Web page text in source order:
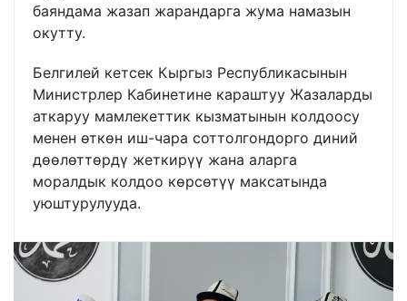
баяндама жазап жарандарга жума намазын
окутту.
Белгилей кетсек Кыргыз Республикасынын
Министрлер Кабинетине караштуу Жазаларды
аткаруу мамлекеттик кызматынын колдоосу
менен өткөн иш-чара соттолгондорго диний
дөөлөттөрдү жеткирүү жана аларга
моралдык колдоо көрсөтүү максатында
уюштурулууда.